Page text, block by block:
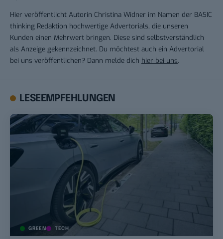
Hier veröffentlicht Autorin Christina Widner im Namen der BASIC
thinking Redaktion hochwertige Advertorials, die unseren
Kunden einen Mehrwert bringen. Diese sind selbstverständlich
als Anzeige gekennzeichnet. Du möchtest auch ein Advertorial
bei uns veröffentlichen? Dann melde dich hier bei uns.
LESEEMPFEHLUNGEN
GREEN TECH